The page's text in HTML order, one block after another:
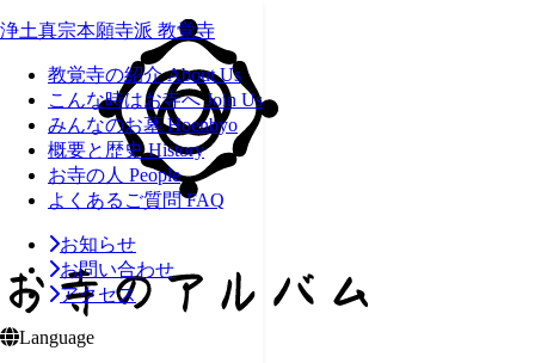
浄土真宗本願寺派 教覚寺
教覚寺の紹介 About Us
こんな時はお寺へ Join Us
みんなのお墓 Hoenbyo
概要と歴史 History
お寺の人 People
よくあるご質問 FAQ
お知らせ
お問い合わせ
アクセス
Language